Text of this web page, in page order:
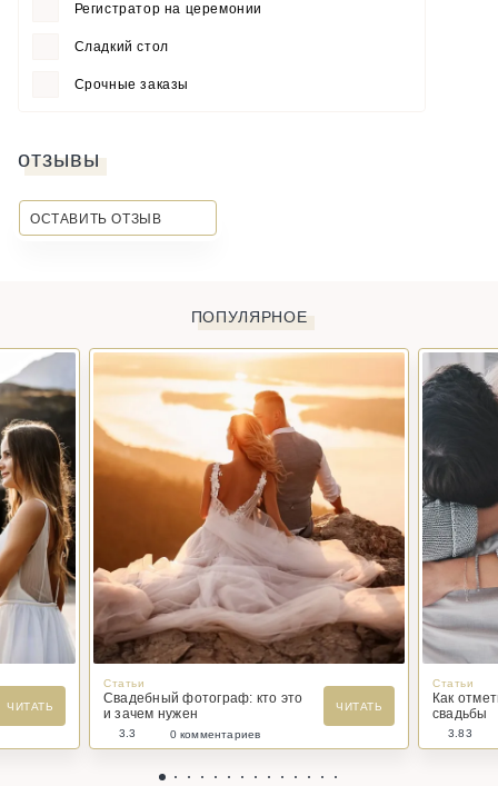
Регистратор на церемонии
Сладкий стол
Срочные заказы
отзывы
ОСТАВИТЬ ОТЗЫВ
ПОПУЛЯРНОЕ
ЧИТАТЬ
Статьи
Свадебный фотограф: кто это
и зачем нужен
ЧИТАТЬ
3.3 0 комментариев
Статьи
Как
свадьбы
3.83